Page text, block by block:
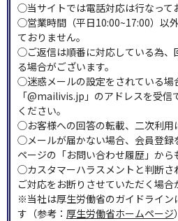
◯当サイトでは電話対応は行なって
◯営業時間（平日10:00~17:00）以
ておりません。
◯ご返信は順番に対応している為、
る場合がございます。
◯迷惑メールの設定をされている場
「@mailivis.jp」のアドレスを受信
ください。
◯お客様への回答の転載、二次利用
◯メールが届かない場合、会員登録
ページの「お問い合わせ履歴」から
◯カスタマーハラスメントと判断さ
ご対応をお断りさせていただく場合
※当社は厚生労働省のガイドライン
す（参考： 厚生労働省ホームページ